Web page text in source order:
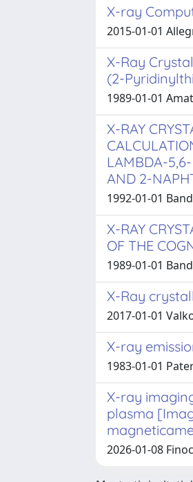
X-ray
2015-01-01
X-Ray
(2-
1989-01-01
X-RAY
LAMBDA-5,6-
AND 2-
1992-01-01
X-RAY
OF THE
1989-01-01
X-Ray
2017-01-01
X-ray
1983-01-01
X-ray
plasma
2026-01-08